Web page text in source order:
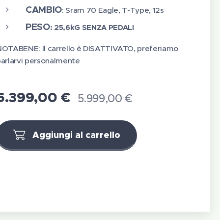
CAMBIO: Sram 70 Eagle, T-Type, 12s
PESO: 25,6kG SENZA PEDALI
Il carrello è DISATTIVATO, preferiamo
personalmente
€ 5.999,00€
Aggiungi al carrello